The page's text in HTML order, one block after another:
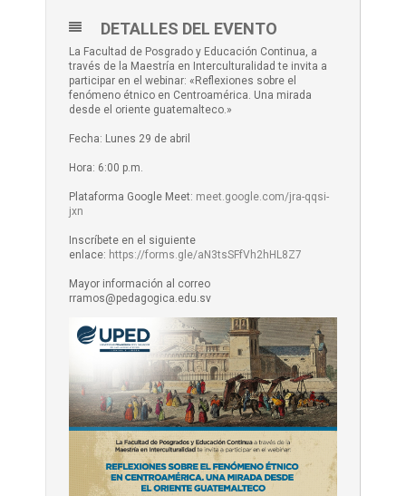
DETALLES DEL EVENTO
La Facultad de Posgrado y Educación Continua, a
través de la Maestría en Interculturalidad te invita a
participar en el webinar: «Reflexiones sobre el
fenómeno étnico en Centroamérica. Una mirada
desde el oriente guatemalteco.»
Fecha: Lunes 29 de abril
Hora: 6:00 p.m.
Plataforma Google Meet: meet.google.com/jra-qqsi-
jxn
Inscríbete en el siguiente
enlace: https://forms.gle/aN3tsSFfVh2hHL8Z7
Mayor información al correo
rramos@pedagogica.edu.sv